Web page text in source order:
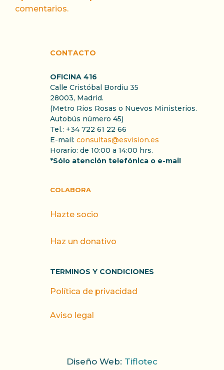
comentarios.
CONTACTO
OFICINA 416
Calle Cristóbal Bordiu 35
28003, Madrid.
(Metro Rios Rosas o Nuevos Ministerios.
Autobús número 45)
Tel.: +34 722 61 22 66
E-mail: consultas@esvision.es
Horario: de 10:00 a 14:00 hrs.
*Sólo atención telefónica o e-mail
COLABORA
Hazte socio
Haz un donativo
TERMINOS Y CONDICIONES
Política de privacidad
Aviso legal
Diseño Web: Tiflotec